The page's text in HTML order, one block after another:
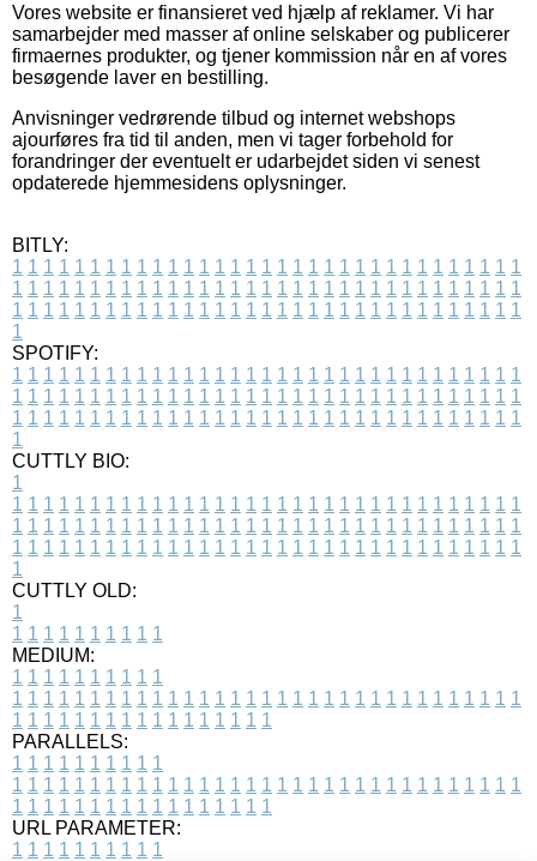
Vores website er finansieret ved hjælp af reklamer. Vi har
samarbejder med masser af online selskaber og publicerer
firmaernes produkter, og tjener kommission når en af vores
besøgende laver en bestilling.
Anvisninger vedrørende tilbud og internet webshops
ajourføres fra tid til anden, men vi tager forbehold for
forandringer der eventuelt er udarbejdet siden vi senest
opdaterede hjemmesidens oplysninger.
BITLY:
1 1 1 1 1 1 1 1 1 1 1 1 1 1 1 1 1 1 1 1 1 1 1 1 1 1 1 1 1 1 1 1 1
1 1 1 1 1 1 1 1 1 1 1 1 1 1 1 1 1 1 1 1 1 1 1 1 1 1 1 1 1 1 1 1 1
1 1 1 1 1 1 1 1 1 1 1 1 1 1 1 1 1 1 1 1 1 1 1 1 1 1 1 1 1 1 1 1 1
1
SPOTIFY:
1 1 1 1 1 1 1 1 1 1 1 1 1 1 1 1 1 1 1 1 1 1 1 1 1 1 1 1 1 1 1 1 1
1 1 1 1 1 1 1 1 1 1 1 1 1 1 1 1 1 1 1 1 1 1 1 1 1 1 1 1 1 1 1 1 1
1 1 1 1 1 1 1 1 1 1 1 1 1 1 1 1 1 1 1 1 1 1 1 1 1 1 1 1 1 1 1 1 1
1
CUTTLY BIO:
1
1 1 1 1 1 1 1 1 1 1 1 1 1 1 1 1 1 1 1 1 1 1 1 1 1 1 1 1 1 1 1 1 1
1 1 1 1 1 1 1 1 1 1 1 1 1 1 1 1 1 1 1 1 1 1 1 1 1 1 1 1 1 1 1 1 1
1 1 1 1 1 1 1 1 1 1 1 1 1 1 1 1 1 1 1 1 1 1 1 1 1 1 1 1 1 1 1 1 1
1
CUTTLY OLD:
1
1 1 1 1 1 1 1 1 1 1
MEDIUM:
1 1 1 1 1 1 1 1 1 1
1 1 1 1 1 1 1 1 1 1 1 1 1 1 1 1 1 1 1 1 1 1 1 1 1 1 1 1 1 1 1 1 1
1 1 1 1 1 1 1 1 1 1 1 1 1 1 1 1 1
PARALLELS:
1 1 1 1 1 1 1 1 1 1
1 1 1 1 1 1 1 1 1 1 1 1 1 1 1 1 1 1 1 1 1 1 1 1 1 1 1 1 1 1 1 1 1
1 1 1 1 1 1 1 1 1 1 1 1 1 1 1 1 1
URL PARAMETER:
1 1 1 1 1 1 1 1 1 1